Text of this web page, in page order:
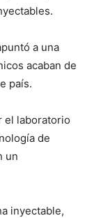
a una
acaban de
país.
el laboratorio
de
un
inyectable,